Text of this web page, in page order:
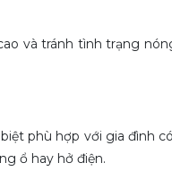
và tránh tình trạng
phù hợp với gia đình
ổ hay hở điện.